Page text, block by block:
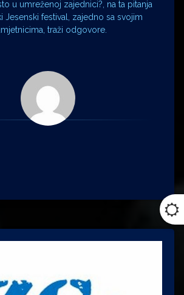
u umreženoj zajednici?, na ta pitanja
Jesenski festival, zajedno sa svojim
traži odgovore.